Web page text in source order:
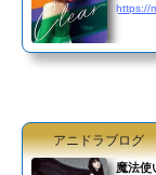
https://
アニドラブログ
魔法使